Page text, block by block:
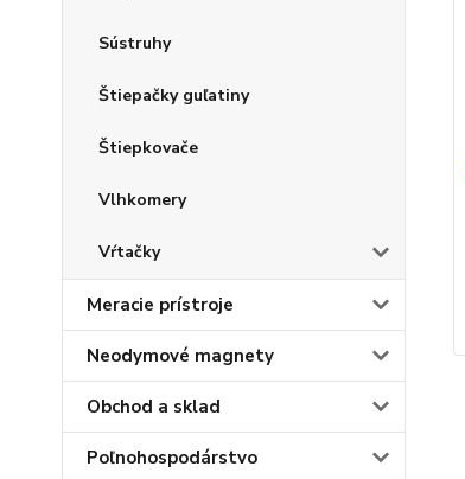
Sústruhy
Štiepačky guľatiny
Štiepkovače
Vlhkomery
Vŕtačky
Meracie prístroje
Neodymové magnety
Obchod a sklad
Poľnohospodárstvo